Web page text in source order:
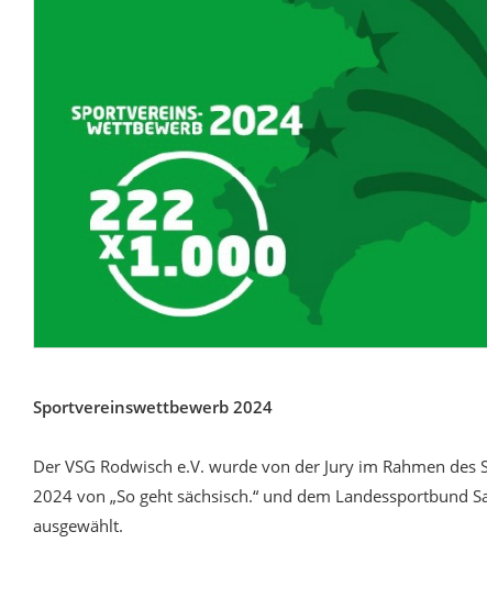
Sportvereinswettbewerb 2024
Der VSG Rodwisch e.V. wurde von der Jury im Rahmen
2024 von „So geht sächsisch.“ und dem Landessportbund
ausgewählt.